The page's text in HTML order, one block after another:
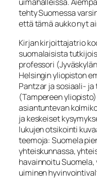
uimahalleissa.
tehty Suomessa
että tämä aukko nyt
Kirjan kirjoittajatrio
suomalaisista
professori
Helsingin yliopiston
Pantzar ja sosiaali-
(Tampereen
asiantuntevan
ja keskeiset
lukujen otsikointi
teemoja: Suomela
yhteiskunnassa,
havainnoitu
uiminen